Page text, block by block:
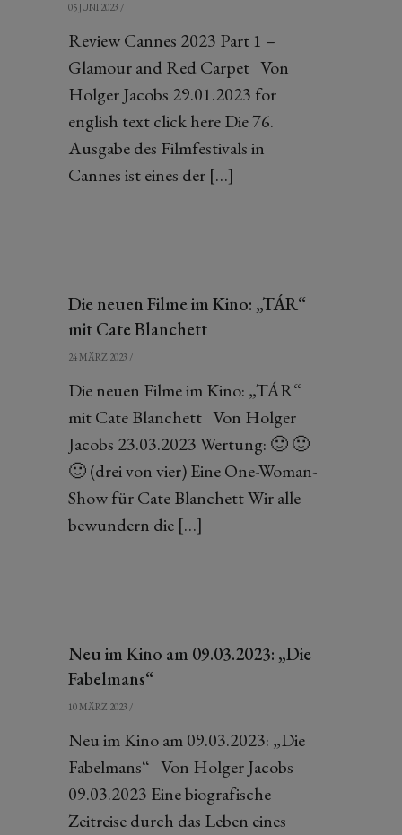
05 JUNI 2023 /
Review Cannes 2023 Part 1 –
Glamour and Red Carpet Von
Holger Jacobs 29.01.2023 for
english text click here Die 76.
Ausgabe des Filmfestivals in
Cannes ist eines der […]
Die neuen Filme im Kino: „TÁR“
mit Cate Blanchett
24 MÄRZ 2023 /
Die neuen Filme im Kino: „TÁR“
mit Cate Blanchett Von Holger
Jacobs 23.03.2023 Wertung: 🙂 🙂
🙂 (drei von vier) Eine One-Woman-
Show für Cate Blanchett Wir alle
bewundern die […]
Neu im Kino am 09.03.2023: „Die
Fabelmans“
10 MÄRZ 2023 /
Neu im Kino am 09.03.2023: „Die
Fabelmans“ Von Holger Jacobs
09.03.2023 Eine biografische
Zeitreise durch das Leben eines